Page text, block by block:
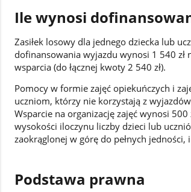
Ile wynosi
Zasiłek losowy dla jednego dziecka lub
dofinansowania wyjazdu wynosi 1 540 zł
wsparcia (do łącznej kwoty 2 540 zł).
Pomocy w formie zajęć opiekuńczych i
uczniom, którzy nie korzystają z
Wsparcie na organizację zajęć wynosi
wysokości iloczynu liczby dzieci lub
zaokrąglonej w górę do pełnych jedności,
Podstawa prawna